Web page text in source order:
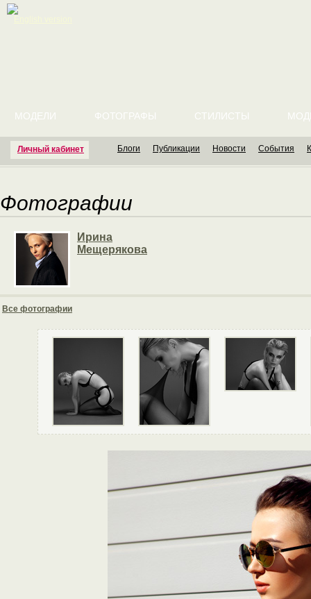
Личный кабинет
МОДЕЛИ ФОТОГРАФЫ СТИЛИСТЫ
Блоги Публикации Новости События
Фотографии
Ирина
Мещерякова
Все фотографии